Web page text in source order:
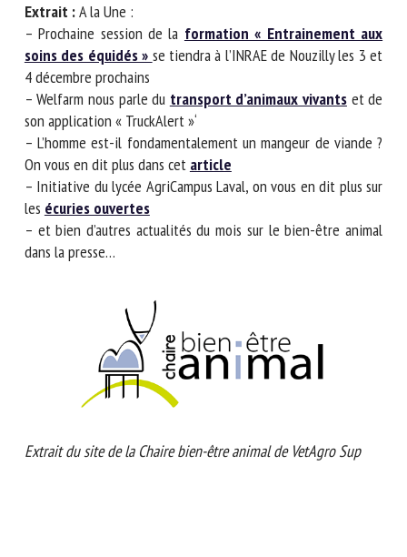
Extrait :A la Une :
– Prochaine session de laformation « Entrainement aux
soins des équidés »se tiendra à l’INRAE de Nouzilly les 3
et 4 décembre prochains
– Welfarm nous parle dutransport d’animaux vivantset
de son application « TruckAlert »‘
– L’homme est-il fondamentalement un mangeur de
viande ? On vous en dit plus dans cet
– Initiative du lycée AgriCampus Laval, on vous en dit plus
sur lesécuries ouvertes
– et bien d’autres actualités du mois sur le bien-être animal
dans la presse…
Extrait du site de la Chaire bien-être animal de VetAgro Sup
Prénom *
Organisme *
E-mail *
En soumettant ce formulaire, j'accepte que les
informations saisies soient utilisées dans le cadre de la
relation avec le CNR BEA. *
Les champs suivis de * sont obligatoires